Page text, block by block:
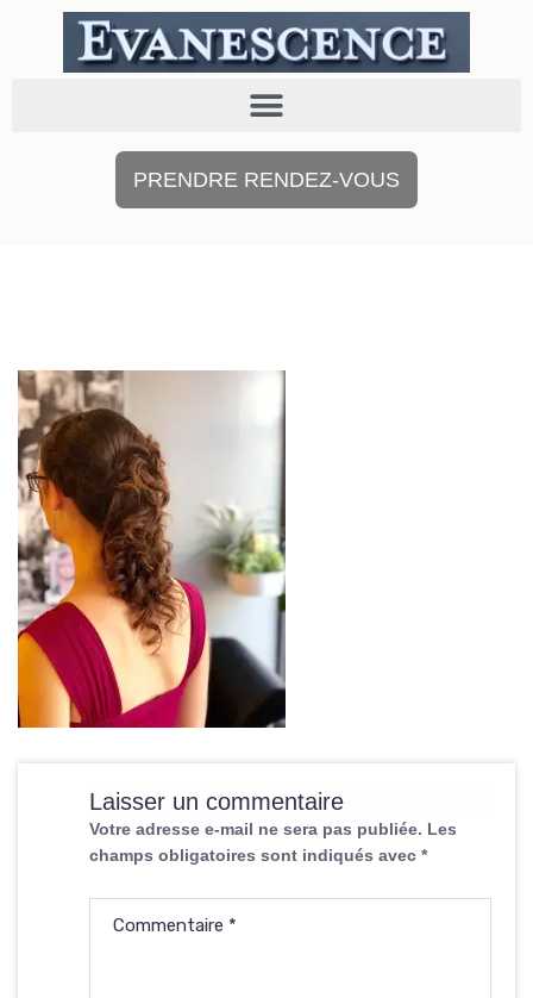
PRENDRE RENDEZ-VOUS
Laisser un commentaire
Votre adresse e-mail ne sera pas publiée. Les
champs obligatoires sont indiqués avec *
Commentaire *